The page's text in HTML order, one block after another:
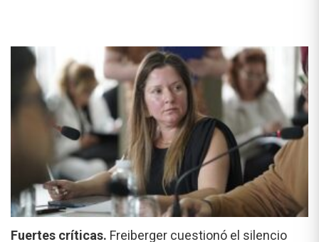
Fuertes críticas. Freiberger cuestionó el silencio